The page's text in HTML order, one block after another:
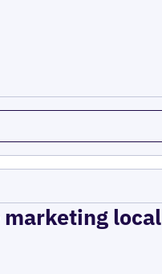
marketing local